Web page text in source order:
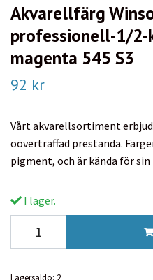
Akvarellfärg
professionell-1/2-
magenta 545 S3
92 kr
Vårt akvarellsortiment
oöverträffad prestanda.
pigment, och är kända för sin
I lager.
Lagersaldo: 2